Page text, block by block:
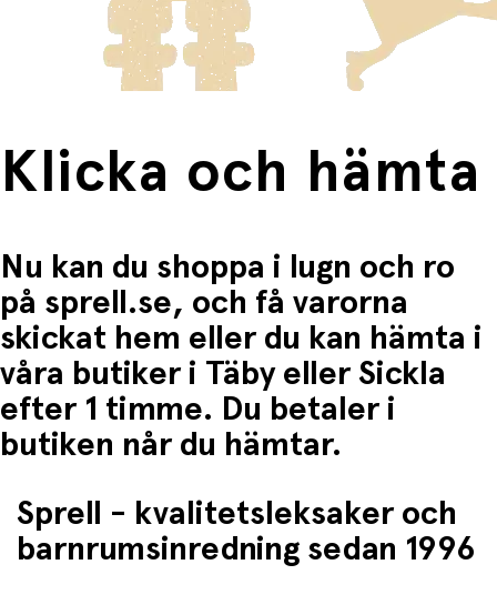
Fri frakt när du handlar för mer än 1500:-
Klicka och hämta
Nu kan du shoppa i lugn och ro
på sprell.se, och få varorna
skickat hem eller du kan hämta i
våra butiker i Täby eller Sickla
efter 1 timme. Du betaler i
butiken når du hämtar.
Sprell - kvalitetsleksaker och
barnrumsinredning sedan 1996